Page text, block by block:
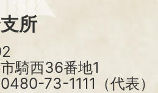
所
騎西36番地1
73-1111（代表）